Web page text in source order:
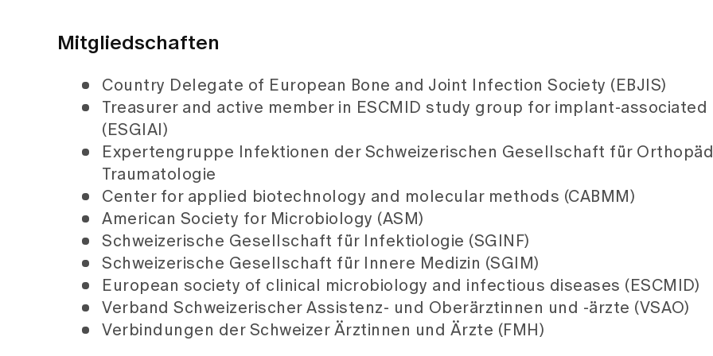
Mitgliedschaften
Country Delegate of European Bone and Joint Infection Society (EBJIS)
Treasurer and active member in ESCMID study group for implant-
(ESGIAI)
Expertengruppe Infektionen der Schweizerischen Gesellschaft für
Traumatologie
Center for applied biotechnology and molecular methods (CABMM)
American Society for Microbiology (ASM)
Schweizerische Gesellschaft für Infektiologie (SGINF)
Schweizerische Gesellschaft für Innere Medizin (SGIM)
European society of clinical microbiology and infectious diseases (ESCMID)
Verband Schweizerischer Assistenz- und Oberärztinnen und -ärzte (VSAO)
Verbindungen der Schweizer Ärztinnen und Ärzte (FMH)